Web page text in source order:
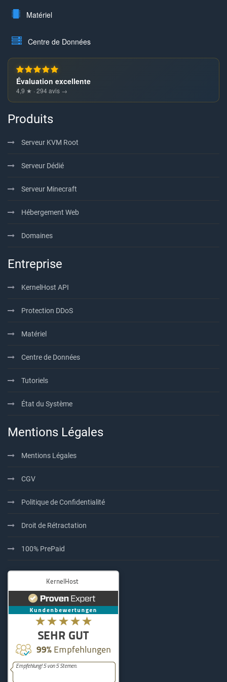
Matériel
Centre de Données
Évaluation excellente
4,9 ★ · 294 avis →
Produits
Serveur KVM Root
Serveur Dédié
Serveur Minecraft
Hébergement Web
Domaines
Entreprise
KernelHost API
Protection DDoS
Matériel
Centre de Données
Tutoriels
État du Système
Mentions Légales
Mentions Légales
CGV
Politique de Confidentialité
Droit de Rétractation
100% PrePaid